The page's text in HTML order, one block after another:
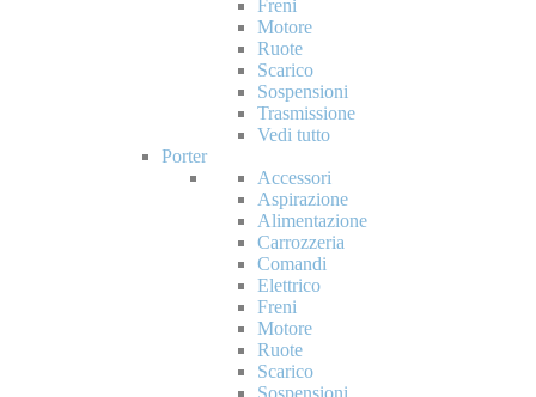
Freni
Motore
Ruote
Scarico
Sospensioni
Trasmissione
Vedi tutto
Porter
Accessori
Aspirazione
Alimentazione
Carrozzeria
Comandi
Elettrico
Freni
Motore
Ruote
Scarico
Sospensioni